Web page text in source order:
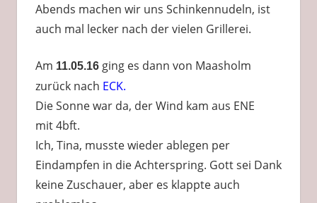
Abends machen wir uns Schinkennudeln, ist
auch mal lecker nach der vielen Grillerei.
Am 11.05.16ging es dann von Maasholm
zurück nach ECK.
Die Sonne war da, der Wind kam aus ENE
mit 4bft.
Ich, Tina, musste wieder ablegen per
Eindampfen in die Achterspring. Gott sei Dank
keine Zuschauer, aber es klappte auch